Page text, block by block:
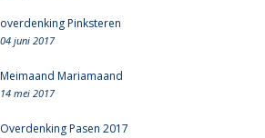
overdenking Pinksteren
04 juni 2017
Meimaand Mariamaand
14 mei 2017
Overdenking Pasen 2017